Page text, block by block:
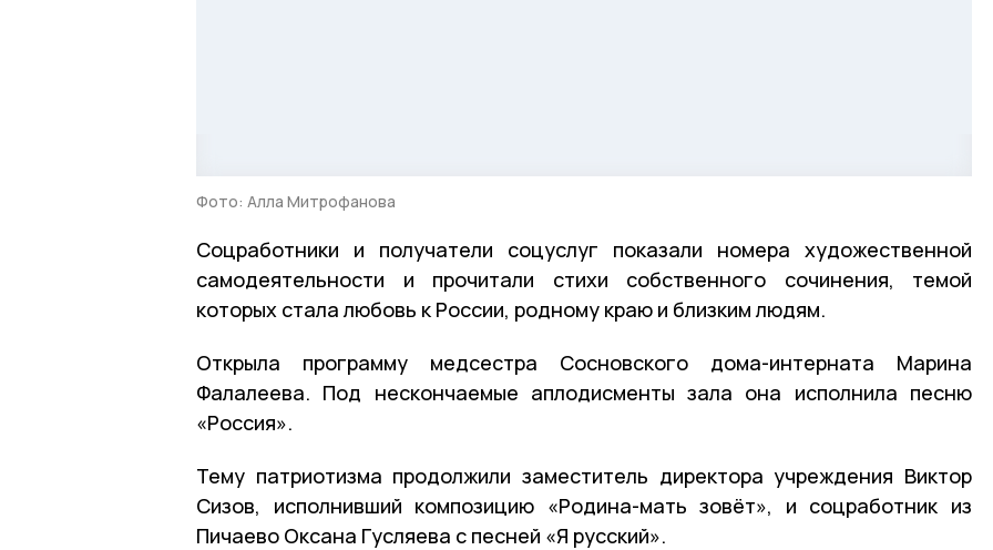
Фото: Алла Митрофанова
Соцработники и получатели соцуслуг показали номера художественной
самодеятельности и прочитали стихи собственного сочинения, темой
которых стала любовь к России, родному краю и близким людям.
Открыла программу медсестра Сосновского дома-интерната Марина
Фалалеева. Под нескончаемые аплодисменты зала она исполнила песню
«Россия».
Тему патриотизма продолжили заместитель директора учреждения Виктор
Сизов, исполнивший композицию «Родина-мать зовёт», и соцработник из
Пичаево Оксана Гусляева с песней «Я русский».